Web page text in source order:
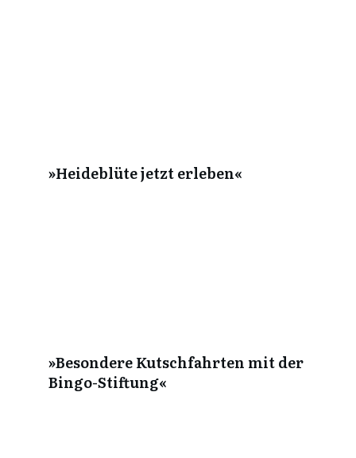
»Heideblüte jetzt erleben«
»Besondere Kutschfahrten mit der
Bingo-Stiftung«